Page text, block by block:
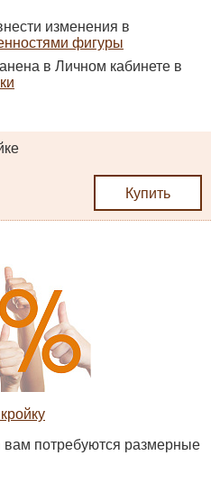
изменения в
фигуры
в Личном кабинете в
Купить
потребуются размерные